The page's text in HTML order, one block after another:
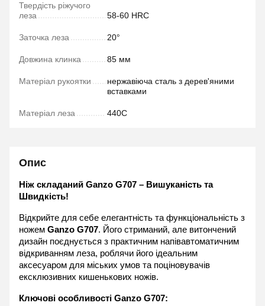
Твердість ріжучого
леза
58-60 HRC
Заточка леза 20°
Довжина клинка 85 мм
Матеріал рукоятки
нержавіюча сталь з дерев'яними
вставками
Матеріал леза 440C
Опис
Ніж складаний Ganzo G707 – Вишуканість та
Швидкість!
Відкрийте для себе елегантність та функціональність з
ножем Ganzo G707. Його стриманий, але витончений
дизайн поєднується з практичним напівавтоматичним
відкриванням леза, роблячи його ідеальним
аксесуаром для міських умов та поціновувачів
ексклюзивних кишенькових ножів.
Ключові особливості Ganzo G707: